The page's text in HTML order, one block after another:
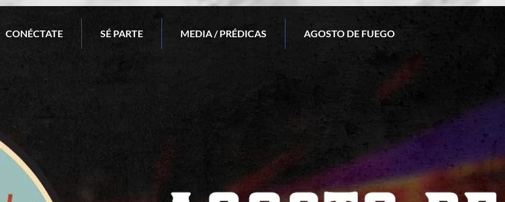
CONÉCTATE SÉ PARTE MEDIA / PRÉDICAS AGOSTO DE FUEGO